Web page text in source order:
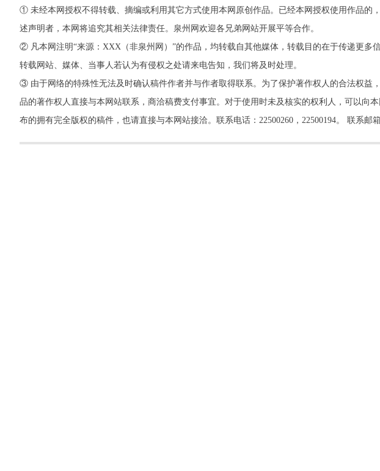
① 未经本网授权不得转载、摘编或利用其它方式使用本网原创作品。已经本网授权使用作品的
述声明者，本网将追究其相关法律责任。泉州网欢迎各兄弟网站开展平等合作。
② 凡本网注明“来源：XXX（非泉州网）”的作品，均转载自其他媒体，转载目的在于传递更多
转载网站、媒体、当事人若认为有侵权之处请来电告知，我们将及时处理。
③ 由于网络的特殊性无法及时确认稿件作者并与作者取得联系。为了保护著作权人的合法权益
品的著作权人直接与本网站联系，商洽稿费支付事宜。对于使用时未及核实的权利人，可以向
布的拥有完全版权的稿件，也请直接与本网站接洽。联系电话：22500260，22500194。 联系邮箱